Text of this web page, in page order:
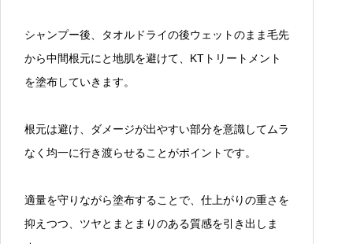
シャンプー後、タオルドライの後ウェットのまま毛先
から中間根元にと地肌を避けて、KTトリートメント
を塗布していきます。
根元は避け、ダメージが出やすい部分を意識してムラ
なく均一に行き渡らせることがポイントです。
適量を守りながら塗布することで、仕上がりの重さを
抑えつつ、ツヤとまとまりのある質感を引き出しま